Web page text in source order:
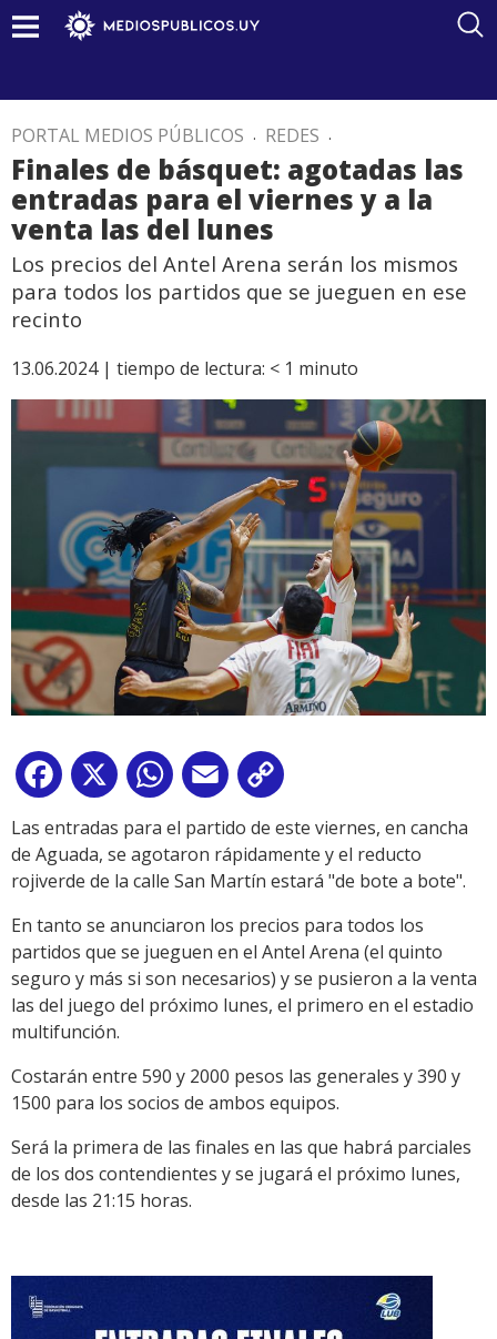
PORTAL MEDIOS PÚBLICOS . REDES .
Finales de básquet: agotadas las
entradas para el viernes y a la
venta las del lunes
Los precios del Antel Arena serán los mismos
para todos los partidos que se jueguen en ese
recinto
13.06.2024 | tiempo de lectura: < 1 minuto
Facebook
X WhatsApp
Email
Link
Las entradas para el partido de este viernes, en cancha
de Aguada, se agotaron rápidamente y el reducto
rojiverde de la calle San Martín estará "de bote a bote".
En tanto se anunciaron los precios para todos los
partidos que se jueguen en el Antel Arena (el quinto
seguro y más si son necesarios) y se pusieron a la venta
las del juego del próximo lunes, el primero en el estadio
multifunción.
Costarán entre 590 y 2000 pesos las generales y 390 y
1500 para los socios de ambos equipos.
Será la primera de las finales en las que habrá parciales
de los dos contendientes y se jugará el próximo lunes,
desde las 21:15 horas.